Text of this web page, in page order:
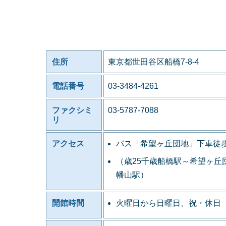
住所 東京都世田谷区船橋7-8-4
電話番号 03-3484-4261
ファクシミ
リ
03-5787-7088
アクセス バス「希望ヶ丘団地」下車徒
（歳25千歳船橋駅～希望ヶ
幡山駅）
開館時間 火曜日から日曜日、祝・休